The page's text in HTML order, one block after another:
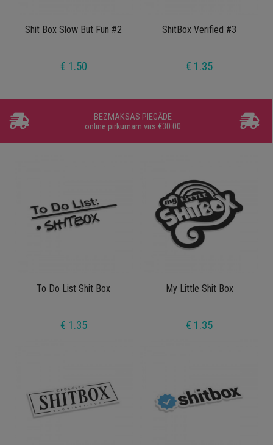
Shit Box Slow But Fun #2
€ 1.50
ShitBox Verified #3
€ 1.35
BEZMAKSAS PIEGĀDE
online pirkumam virs €30.00
To Do List Shit Box
€ 1.35
My Little Shit Box
€ 1.35